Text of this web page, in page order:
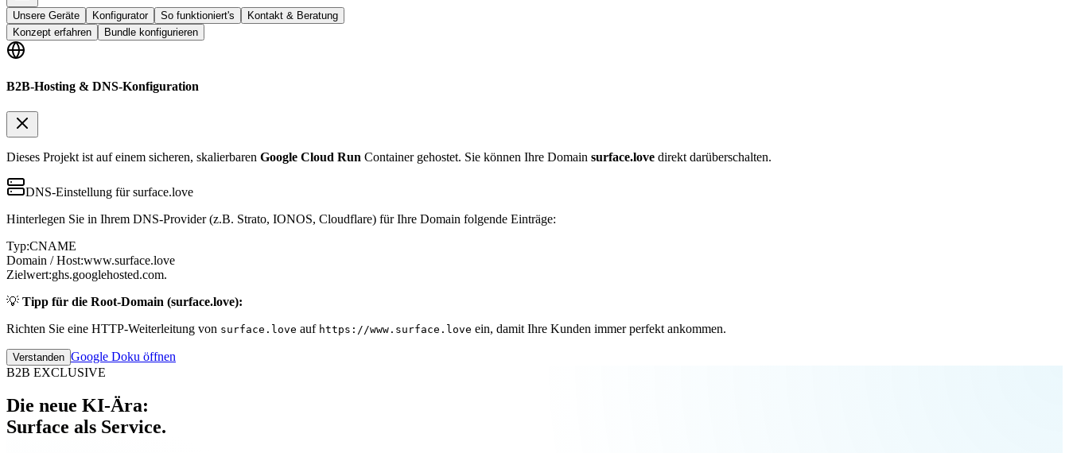
Unsere Geräte Konfigurator So funktioniert's
Kontakt & Beratung
Konzept erfahren
Bundle konfigurieren
B2B-Hosting & DNS-Konfiguration
Dieses Projekt ist auf einem sicheren, skalierbaren Google Cloud Run Container gehostet. Sie können Ihre Domain surface.love direkt darüberschalten.
DNS-Einstellung für surface.love
Hinterlegen Sie in Ihrem DNS-Provider (z.B. Strato, IONOS, Cloudflare) für Ihre Domain folgende Einträge:
Typ:CNAME
Domain / Host:www.surface.love
Zielwert:ghs.googlehosted.com.
💡 Tipp für die Root-Domain (surface.love):
Richten Sie eine HTTP-Weiterleitung von surface.love auf https://www.surface.love ein, damit Ihre Kunden immer perfekt ankommen.
Verstanden Google Doku öffnen
B2B EXCLUSIVE
Die neue KI-Ära:
Surface als Service.